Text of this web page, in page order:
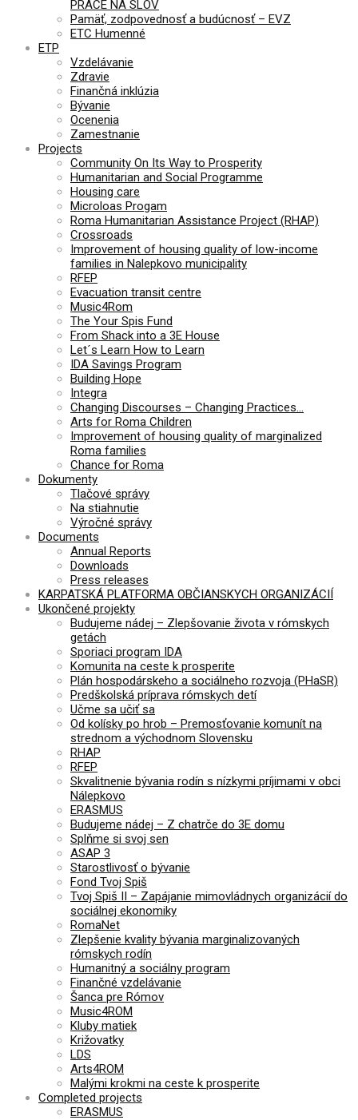
PRÁCE NA SLOV
Pamäť, zodpovednosť a budúcnosť – EVZ
ETC Humenné
ETP
Vzdelávanie
Zdravie
Finančná inklúzia
Bývanie
Ocenenia
Zamestnanie
Projects
Community On Its Way to Prosperity
Humanitarian and Social Programme
Housing care
Microloas Progam
Roma Humanitarian Assistance Project (RHAP)
Crossroads
Improvement of housing quality of low-income
families in Nalepkovo municipality
RFEP
Evacuation transit centre
Music4Rom
The Your Spis Fund
From Shack into a 3E House
Let´s Learn How to Learn
IDA Savings Program
Building Hope
Integra
Changing Discourses – Changing Practices…
Arts for Roma Children
Improvement of housing quality of marginalized
Roma families
Chance for Roma
Dokumenty
Tlačové správy
Na stiahnutie
Výročné správy
Documents
Annual Reports
Downloads
Press releases
KARPATSKÁ PLATFORMA OBČIANSKYCH ORGANIZÁCIÍ
Ukončené projekty
Budujeme nádej – Zlepšovanie života v rómskych
getách
Sporiaci program IDA
Komunita na ceste k prosperite
Plán hospodárskeho a sociálneho rozvoja (PHaSR)
Predškolská príprava rómskych detí
Učme sa učiť sa
Od kolísky po hrob – Premosťovanie komunít na
strednom a východnom Slovensku
RHAP
RFEP
Skvalitnenie bývania rodín s nízkymi príjimami v obci
Nálepkovo
ERASMUS
Budujeme nádej – Z chatrče do 3E domu
Splňme si svoj sen
ASAP 3
Starostlivosť o bývanie
Fond Tvoj Spiš
Tvoj Spiš II – Zapájanie mimovládnych organizácií do
sociálnej ekonomiky
RomaNet
Zlepšenie kvality bývania marginalizovaných
rómskych rodín
Humanitný a sociálny program
Finančné vzdelávanie
Šanca pre Rómov
Music4ROM
Kluby matiek
Križovatky
LDS
Arts4ROM
Malými krokmi na ceste k prosperite
Completed projects
ERASMUS